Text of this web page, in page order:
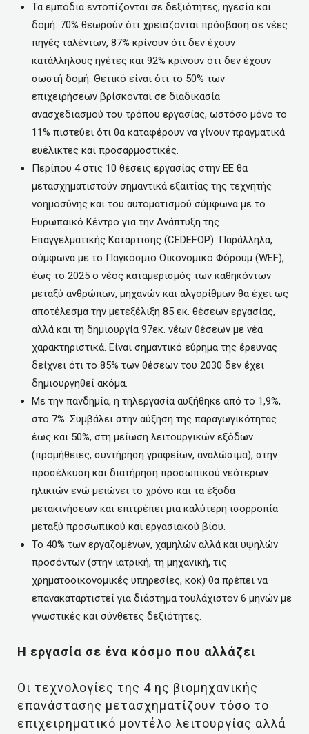
Τα εμπόδια εντοπίζονται σε δεξιότητες, ηγεσία και
δομή: 70% θεωρούν ότι χρειάζονται πρόσβαση σε νέες
πηγές ταλέντων, 87% κρίνουν ότι δεν έχουν
κατάλληλους ηγέτες και 92% κρίνουν ότι δεν έχουν
σωστή δομή. Θετικό είναι ότι το 50% των
επιχειρήσεων βρίσκονται σε διαδικασία
ανασχεδιασμού του τρόπου εργασίας, ωστόσο μόνο το
11% πιστεύει ότι θα καταφέρουν να γίνουν πραγματικά
ευέλικτες και προσαρμοστικές.
Περίπου 4 στις 10 θέσεις εργασίας στην ΕΕ θα
μετασχηματιστούν σημαντικά εξαιτίας της τεχνητής
νοημοσύνης και του αυτοματισμού σύμφωνα με το
Ευρωπαϊκό Κέντρο για την Ανάπτυξη της
Επαγγελματικής Κατάρτισης (CEDEFOP). Παράλληλα,
σύμφωνα με το Παγκόσμιο Οικονομικό Φόρουμ (WEF),
έως το 2025 ο νέος καταμερισμός των καθηκόντων
μεταξύ ανθρώπων, μηχανών και αλγορίθμων θα έχει ως
αποτέλεσμα την μετεξέλιξη 85 εκ. θέσεων εργασίας,
αλλά και τη δημιουργία 97εκ. νέων θέσεων με νέα
χαρακτηριστικά. Είναι σημαντικό εύρημα της έρευνας
δείχνει ότι το 85% των θέσεων του 2030 δεν έχει
δημιουργηθεί ακόμα.
Με την πανδημία, η τηλεργασία αυξήθηκε από το 1,9%,
στο 7%. Συμβάλει στην αύξηση της παραγωγικότητας
έως και 50%, στη μείωση λειτουργικών εξόδων
(προμήθειες, συντήρηση γραφείων, αναλώσιμα), στην
προσέλκυση και διατήρηση προσωπικού νεότερων
ηλικιών ενώ μειώνει το χρόνο και τα έξοδα
μετακινήσεων και επιτρέπει μια καλύτερη ισορροπία
μεταξύ προσωπικού και εργασιακού βίου.
Το 40% των εργαζομένων, χαμηλών αλλά και υψηλών
προσόντων (στην ιατρική, τη μηχανική, τις
χρηματοοικονομικές υπηρεσίες, κοκ) θα πρέπει να
επανακαταρτιστεί για διάστημα τουλάχιστον 6 μηνών με
γνωστικές και σύνθετες δεξιότητες.
Η εργασία σε ένα κόσμο που αλλάζει
Οι τεχνολογίες της 4 ης βιομηχανικής
επανάστασης μετασχηματίζουν τόσο το
επιχειρηματικό μοντέλο λειτουργίας αλλά